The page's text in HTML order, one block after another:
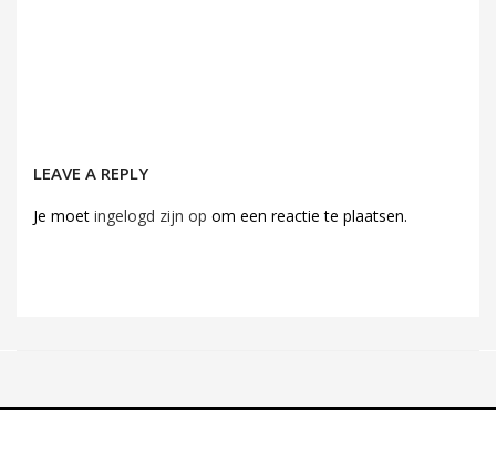
LEAVE A REPLY
Je moet ingelogd zijn op om een reactie te plaatsen.